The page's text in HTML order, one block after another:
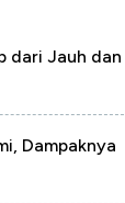
dari Jauh dan
Dampaknya